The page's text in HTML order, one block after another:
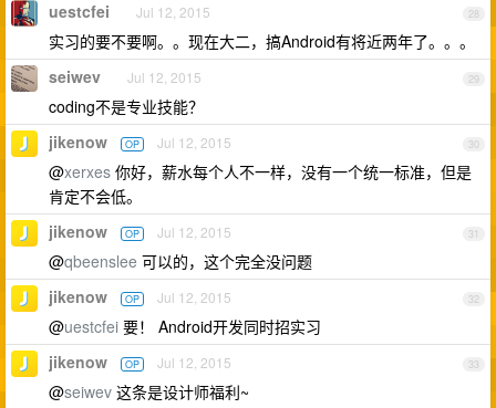
28
uestcfei Jul 12, 2015
实习的要不要啊。。现在大二，搞Android有将近两年了。。。
29
seiwev Jul 12, 2015
coding不是专业技能？
30
jikenow OP Jul 12, 2015
@xerxes 你好，薪水每个人不一样，没有一个统一标准，但是
肯定不会低。
31
jikenow OP Jul 12, 2015
@qbeenslee 可以的，这个完全没问题
32
jikenow OP Jul 12, 2015
@uestcfei 要！ Android开发同时招实习
33
jikenow OP Jul 12, 2015
@seiwev 这条是设计师福利~